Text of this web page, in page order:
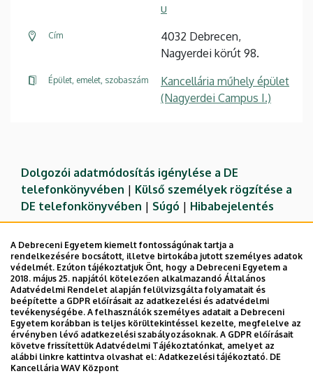
u
Cím
4032 Debrecen,
Nagyerdei körút 98.
Épület, emelet, szobaszám
Kancellária műhely épület
(Nagyerdei Campus I.)
Dolgozói adatmódosítás igénylése a DE
telefonkönyvében | Külső személyek rögzítése a
DE telefonkönyvében | Súgó | Hibabejelentés
Adatvédelem
Adatvédelem
A Debreceni Egyetem kiemelt fontosságúnak tartja a
rendelkezésére bocsátott, illetve birtokába jutott személyes adatok
védelmét. Ezúton tájékoztatjuk Önt, hogy a Debreceni Egyetem a
2018. május 25. napjától kötelezően alkalmazandó Általános
Adatvédelmi Rendelet alapján felülvizsgálta folyamatait és
beépítette a GDPR előírásait az adatkezelési és adatvédelmi
tevékenységébe. A felhasználók személyes adatait a Debreceni
Egyetem korábban is teljes körültekintéssel kezelte, megfelelve az
érvényben lévő adatkezelési szabályozásoknak. A GDPR előírásait
követve frissítettük Adatvédelmi Tájékoztatónkat, amelyet az
alábbi linkre kattintva olvashat el: Adatkezelési tájékoztató. DE
Kancellária WAV Központ